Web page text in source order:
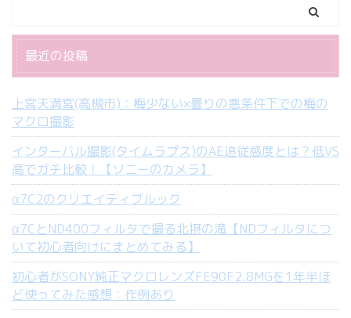
最近の投稿
上宮天満宮(高槻市)：梅少ない×曇りの悪条件下での梅の
マクロ撮影
インターバル撮影(タイムラプス)のAE追従感度とは？低VS
高でガチ比較！【ソニーのカメラ】
α7C2のクリエイティブルック
α7CとND400フィルタで撮る北摂の滝【NDフィルタにつ
いて初心者向けにまとめてみる】
初心者がSONY純正マクロレンズFE90F2.8MGを1年半ほ
ど使ってみた感想：作例あり